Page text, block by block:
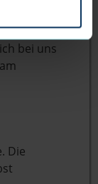
Ref
Lust
bei uns
Die